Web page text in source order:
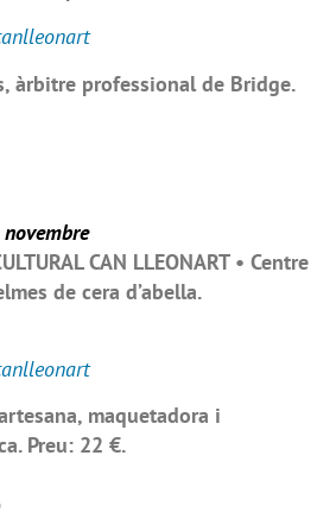
àrbitre professional de Bridge.
CAN LLEONART • Centre
de cera d’abella.
maquetadora i
Preu: 22 €.